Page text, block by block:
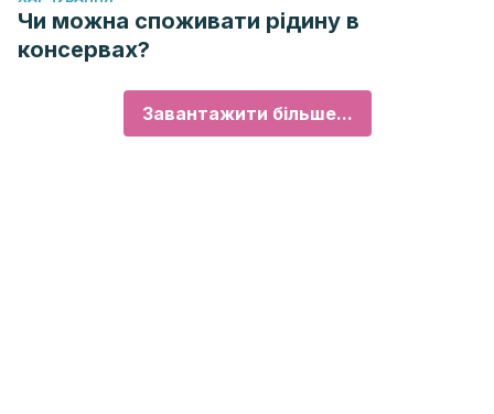
Чи можна споживати рідину в
консервах?
Завантажити більше...